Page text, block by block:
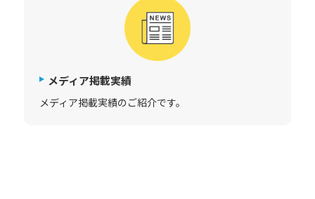
メディア掲載実績
メディア掲載実績のご紹介です。